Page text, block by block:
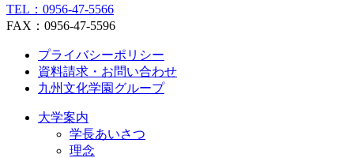
TEL：0956-47-5566
FAX：0956-47-5596
プライバシーポリシー
資料請求・お問い合わせ
九州文化学園グループ
大学案内
学長あいさつ
理念